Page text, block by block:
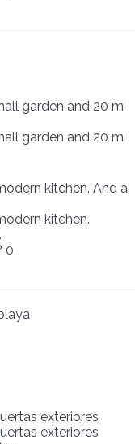
garden and 20 m
garden and 20 m
kitchen. And a
kitchen.
0
exteriores
exteriores